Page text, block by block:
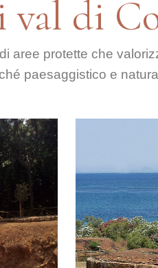
val di
aree protette che
paesaggistico e